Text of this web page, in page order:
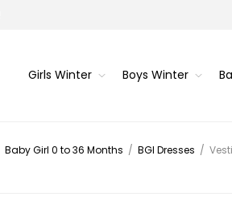
Girls Winter Boys Winter
Baby Girl 0 to 36 Months / BGI Dresses /